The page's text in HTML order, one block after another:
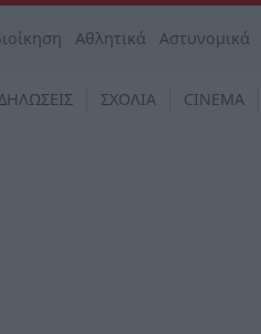
Αθλητικά Αστυνομικά
ΣΧΟΛΙΑ CINEMA